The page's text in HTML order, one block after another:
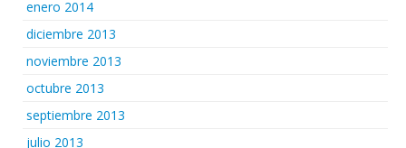
enero 2014
diciembre 2013
noviembre 2013
octubre 2013
septiembre 2013
julio 2013